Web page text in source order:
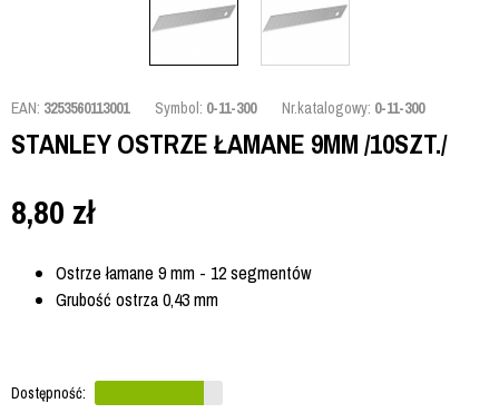
EAN: 3253560113001 Symbol: 0-11-300 Nr.katalogowy: 0-11-300
STANLEY OSTRZE ŁAMANE 9MM /10SZT./
8,80 zł
Ostrze łamane 9 mm - 12 segmentów
Grubość ostrza 0,43 mm
Dostępność: